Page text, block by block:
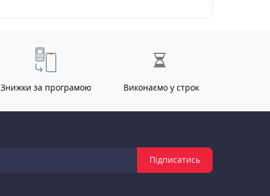
Знижки за програмою Виконаємо у строк
Підписатись